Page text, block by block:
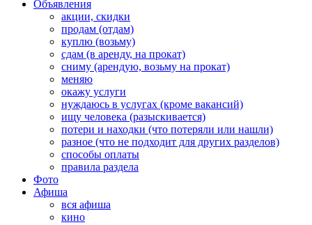
Объявления
акции, скидки
продам (отдам)
куплю (возьму)
сдам (в аренду, на прокат)
сниму (арендую, возьму на прокат)
меняю
окажу услуги
нуждаюсь в услугах (кроме вакансий)
ищу человека (разыскивается)
потери и находки (что потеряли или нашли)
разное (что не подходит для других разделов)
способы оплаты
правила раздела
Фото
Афиша
вся афиша
кино